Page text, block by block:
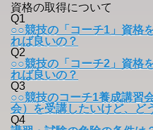
資格の取得について
Q1
○○競技の「コーチ1」資格
れば良いの？
Q2
○○競技の「コーチ2」資格
れば良いの？
Q3
○○競技のコーチ1養成講習
会）を受講したいけど、ど
Q4